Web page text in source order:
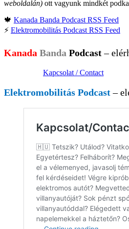
weboldalán) ott vagyunk mindkét
🍁 Kanada Banda Podcast RSS Feed
⚡️ Elektromobilitás Podcast RSS Feed
Kanada Banda Podcast–
Kapcsolat / Contact
Elektromobilitás Podcast–